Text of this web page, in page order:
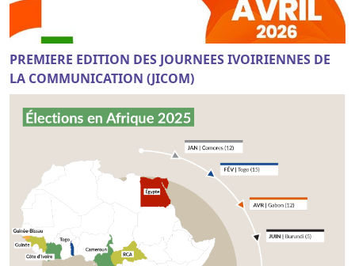
PREMIERE EDITION DES JOURNEES IVOIRIENNES DE
LA COMMUNICATION (JICOM)